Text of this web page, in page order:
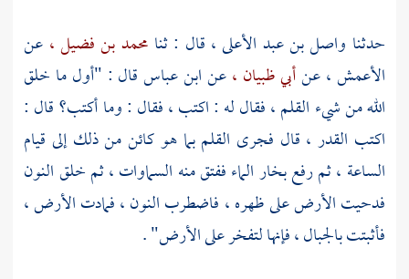
حدثنا واصل بن عبد الأعلى ، قال : ثنا محمد بن فضيل ، عن
الأعمش ،عنأبي ظبيان ،عنابن عباسقال : "أول ما خلق
الله من شيء القلم ، فقال له : اكتب ، فقال : وما أكتب؟ قال :
اكتب القدر ، قال فجرى القلم بما هو كائن من ذلك إلى قيام
الساعة ، ثم رفع بخار الماء ففتق منه السماوات ، ثم خلق النون
فدحيت الأرض على ظهره ، فاضطرب النون ، فمادت الأرض ،
فأثبتت بالجبال ، فإنها لتفخر على الأرض" .